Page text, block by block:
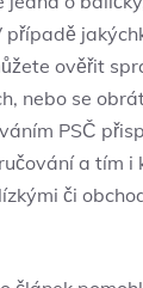
případě
ověřit
nebo se
PSČ
a tím i
či